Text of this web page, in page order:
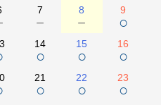
7
－
8
－
9
○
14
○
15
○
16
○
21
○
22
○
23
○